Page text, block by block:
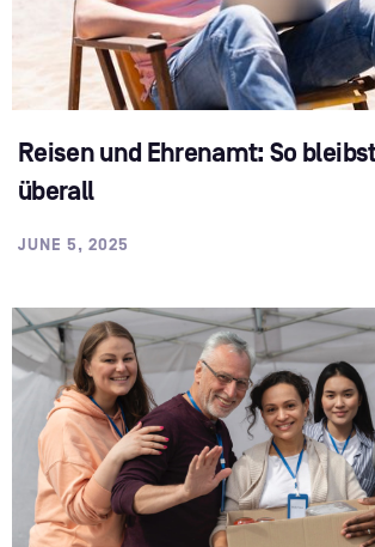
Reisen und Ehrenamt: So
überall
JUNE 5, 2025